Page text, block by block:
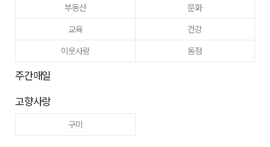
부동산
문화
교육
건강
이웃사랑
동정
주간매일
고향사랑
구미